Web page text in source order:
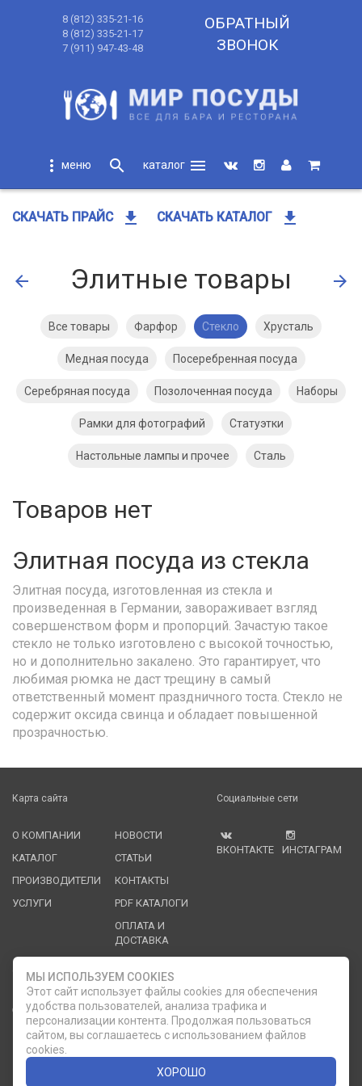
8 (812) 335-21-16
8 (812) 335-21-17
7 (911) 947-43-48
ОБРАТНЫЙ
ЗВОНОК
more_vert search
menu
СКАЧАТЬ ПРАЙС get_app СКАЧАТЬ КАТАЛОГ get_app
arrow_back Элитные товары arrow_forward
Все товары Фарфор Стекло Хрусталь
Медная посуда Посеребренная посуда
Серебряная посуда Позолоченная посуда Наборы
Рамки для фотографий Статуэтки
Настольные лампы и прочее Сталь
Товаров нет
Элитная посуда из стекла
Элитная посуда, изготовленная из стекла и
произведенная в Германии, завораживает взгляд
совершенством форм и пропорций. Зачастую такое
стекло не только изготовлено с высокой точностью,
но и дополнительно закалено. Это гарантирует, что
любимая рюмка не даст трещину в самый
ответственный момент праздничного тоста. Стекло не
содержит оксида свинца и обладает повышенной
прозрачностью.
Карта сайта
О КОМПАНИИ
КАТАЛОГ
ПРОИЗВОДИТЕЛИ
УСЛУГИ
НОВОСТИ
СТАТЬИ
КОНТАКТЫ
PDF КАТАЛОГИ
ОПЛАТА И
ДОСТАВКА
Социальные сети
ВКОНТАКТЕ ИНСТАГРАМ
Служба клиентской поддержки
ОБРАТНЫЙ ЗВОНОК phone
8 (812) 335-21-16
8 (812) 335-21-17 7 (911) 947-43-48
МЫ ИСПОЛЬЗУЕМ COOKIES
Этот сайт использует файлы cookies для обеспечения
удобства пользователей, анализа трафика и
персонализации контента. Продолжая пользоваться
сайтом, вы соглашаетесь с использованием файлов
cookies.
ХОРОШО